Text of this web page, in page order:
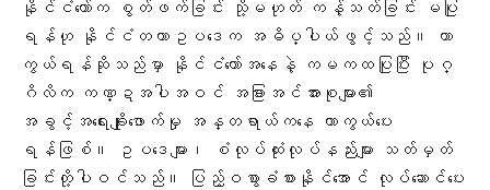
နိုင်ငံတော်က စွတ်ဖက်ခြင်း သို့မဟုတ် ကန့်သတ်ခြင်း မပြု
ရန်ဟု နိုင်ငံတကာဥပဒေက အဓိပ္ပါယ်ဖွင့်သည် ။ ကာ
ကွယ်ရန်ဆိုသည်မှာ နိုင်ငံတော်အနေနဲ့ ကမကထပြုပြီး ပုဂ္
ဂိလိက ကဏ္ဍအပါအဝင် အခြားအင်အားစုများ၏
အခွင့်အရေးချိုးဖောက်မှု အန္တရာယ်ကနေ ကာကွယ်ပေး
ရန်ဖြစ်။ ဥပဒေများ၊ စံလုပ်ထုံးလုပ်နည်းများ သတ်မှတ်
ခြင်းတို့ပါဝင်သည်။ ပြည့်ဝစွာခံစားနိုင်အောင် လုပ်ဆောင်ပေး